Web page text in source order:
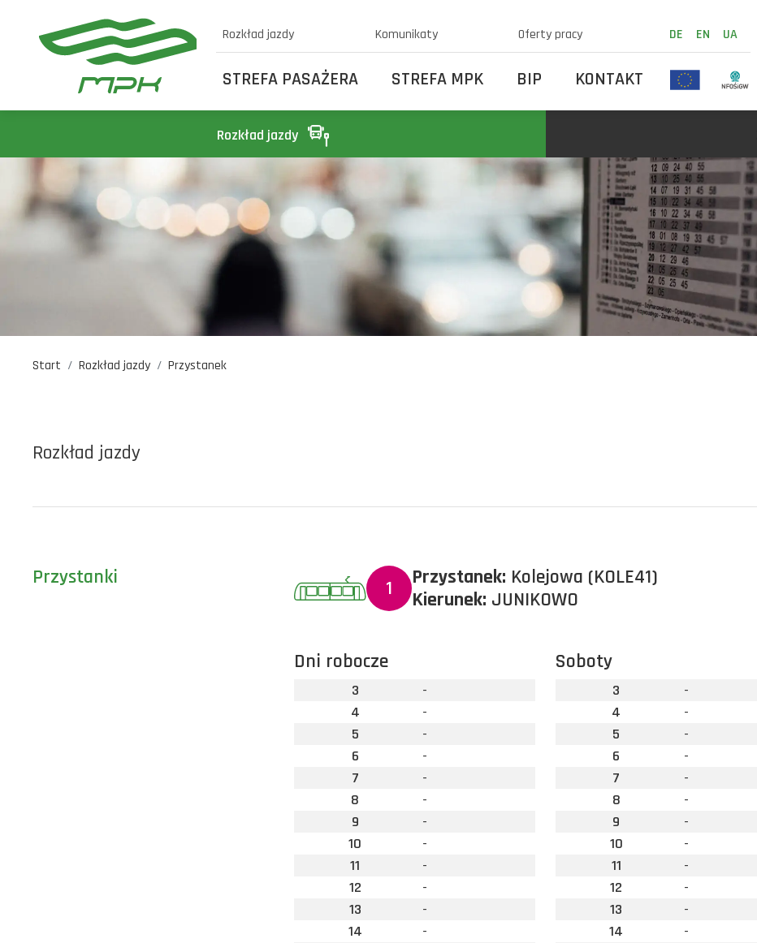
Rozkład jazdy Komunikaty Oferty pracy DE EN UA
STREFA PASAŻERA STREFA MPK BIP KONTAKT
Rozkład jazdy
Start Rozkład jazdy Przystanek
Rozkład jazdy
Przystanki 1 Przystanek: Kolejowa (KOLE41)
Kierunek: JUNIKOWO
Dni robocze
3
-
4
-
5
-
6
-
7
-
8
-
9
-
10
-
11
-
12
-
13
-
14
-
Soboty
3
-
4
-
5
-
6
-
7
-
8
-
9
-
10
-
11
-
12
-
13
-
14
-